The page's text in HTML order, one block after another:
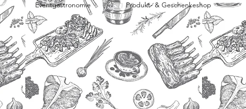
Eventgastronomie Produkt- & Geschenkeshop